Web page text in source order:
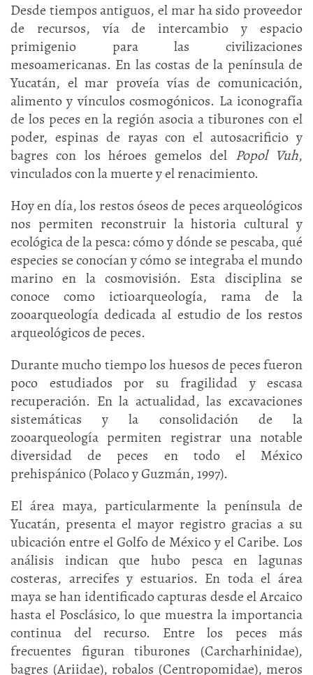
Desde tiempos antiguos, el mar ha sido proveedor
de recursos, vía de intercambio y espacio
primigenio para las civilizaciones
mesoamericanas. En las costas de la península de
Yucatán, el mar proveía vías de comunicación,
alimento y vínculos cosmogónicos. La iconografía
de los peces en la región asocia a tiburones con el
poder, espinas de rayas con el autosacrificio y
bagres con los héroes gemelos del Popol Vuh,
vinculados con la muerte y el renacimiento.
Hoy en día, los restos óseos de peces arqueológicos
nos permiten reconstruir la historia cultural y
ecológica de la pesca: cómo y dónde se pescaba, qué
especies se conocían y cómo se integraba el mundo
marino en la cosmovisión. Esta disciplina se
conoce como ictioarqueología, rama de la
zooarqueología dedicada al estudio de los restos
arqueológicos de peces.
Durante mucho tiempo los huesos de peces fueron
poco estudiados por su fragilidad y escasa
recuperación. En la actualidad, las excavaciones
sistemáticas y la consolidación de la
zooarqueología permiten registrar una notable
diversidad de peces en todo el México
prehispánico (Polaco y Guzmán, 1997).
El área maya, particularmente la península de
Yucatán, presenta el mayor registro gracias a su
ubicación entre el Golfo de México y el Caribe. Los
análisis indican que hubo pesca en lagunas
costeras, arrecifes y estuarios. En toda el área
maya se han identificado capturas desde el Arcaico
hasta el Posclásico, lo que muestra la importancia
continua del recurso. Entre los peces más
frecuentes figuran tiburones (Carcharhinidae),
bagres (Ariidae), robalos (Centropomidae), meros